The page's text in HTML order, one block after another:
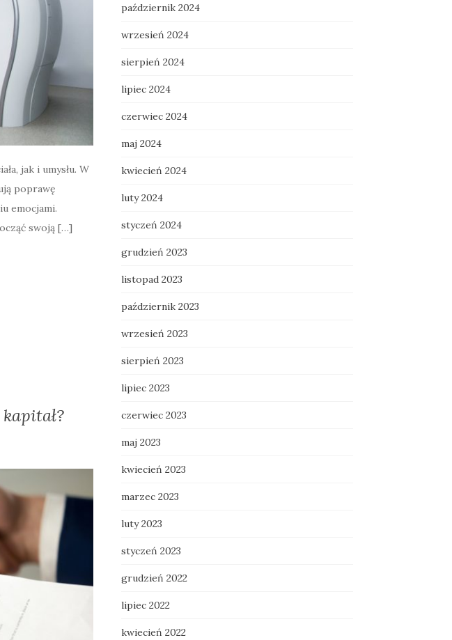
jak i umysłu. W
poprawę
emocjami.
swoją […]
październik 2024
wrzesień 2024
sierpień 2024
lipiec 2024
czerwiec 2024
maj 2024
kwiecień 2024
luty 2024
styczeń 2024
grudzień 2023
listopad 2023
październik 2023
wrzesień 2023
sierpień 2023
lipiec 2023
czerwiec 2023
maj 2023
kwiecień 2023
marzec 2023
luty 2023
styczeń 2023
grudzień 2022
lipiec 2022
kwiecień 2022